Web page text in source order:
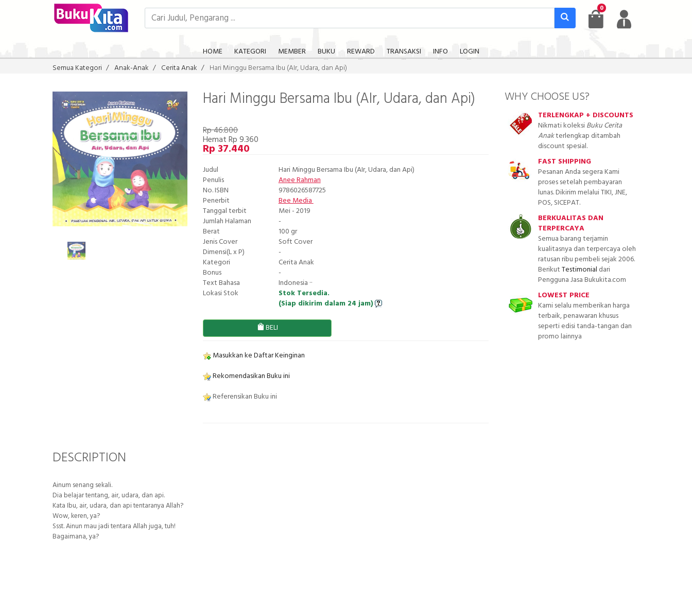
0
HOME KATEGORI MEMBER BUKU REWARD TRANSAKSI INFO
LOGIN
Semua Kategori
Anak-Anak Cerita Anak Hari Minggu Bersama Ibu (AIr, Udara, dan Api)
Hari Minggu Bersama Ibu (AIr, Udara, dan Api)
Rp 46.800
Hemat Rp 9.360
Rp 37.440
Judul
Hari Minggu Bersama Ibu (AIr, Udara, dan Api)
Penulis
Anee Rahman
No. ISBN
9786026587725
Penerbit
Bee Media
Tanggal terbit
Mei - 2019
Jumlah Halaman
-
Berat
100 gr
Jenis Cover
Soft Cover
Dimensi(L x P)
-
Kategori
Cerita Anak
Bonus
-
Text Bahasa
Indonesia ··
Lokasi Stok
Stok Tersedia.
(Siap dikirim dalam 24 jam)
BELI
Masukkan ke Daftar Keinginan
Rekomendasikan Buku ini
Referensikan Buku ini
DESCRIPTION
Ainum senang sekali.
Dia belajar tentang, air, udara, dan api.
Kata Ibu, air, udara, dan api tentaranya Allah?
Wow, keren, ya?
Ssst. Ainun mau jadi tentara Allah juga, tuh!
Bagaimana, ya?
WHY CHOOSE US?
TERLENGKAP + DISCOUNTS
Nikmati koleksiBuku Cerita
Anakterlengkap ditambah
discount spesial.
FAST SHIPPING
Pesanan Anda segera Kami
proses setelah pembayaran
lunas. Dikirim melalui TIKI, JNE,
POS, SICEPAT.
BERKUALITAS DAN
TERPERCAYA
Semua barang terjamin
kualitasnya dan terpercaya oleh
ratusan ribu pembeli sejak 2006.
BerikutTestimonial dari
Pengguna Jasa Bukukita.com
LOWEST PRICE
Kami selalu memberikan harga
terbaik, penawaran khusus
seperti edisi tanda-tangan dan
promo lainnya